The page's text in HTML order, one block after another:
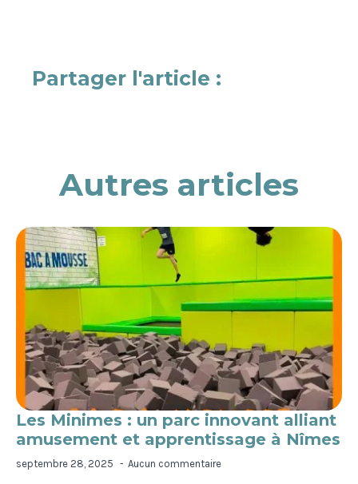
Partager l'article :
Autres articles
Les Minimes : un parc innovant alliant
amusement et apprentissage à Nîmes
septembre 28, 2025 Aucun commentaire